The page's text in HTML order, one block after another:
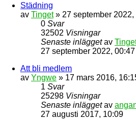
Städning
av Tinget» 27 september 2022,
0 Svar
32502 Visningar
Senaste inläggetav
27 september 2022, 00:47
Att bli medlem
av Yngwe » 17 mars 2016,
1 Svar
25298 Visningar
Senaste inläggetav
27 augusti 2017, 10:09